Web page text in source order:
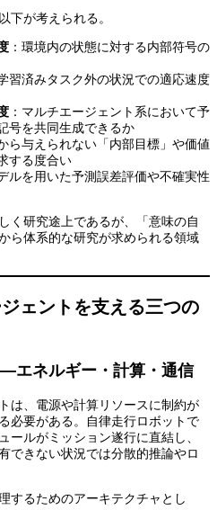
下が考えられる。
：環境内の状態に対する内部符号の
習済みタスク外の状況での適応速度
：マルチエージェント系において予
号を共同生成できるか
ら与えられない「内部目標」や価値
する度合い
ルを用いた予測誤差評価や不確実性
く研究途上であるが、「意味の自
ら体系的な研究が求められる領域
ェントを支える三つの
エネルギー・計算・通信
は、電源や計算リソースに制約が
必要がある。自律走行ロボットで
ールがミッション遂行に直結し、
できない状況では分散的推論やロ
するためのアーキテクチャとし